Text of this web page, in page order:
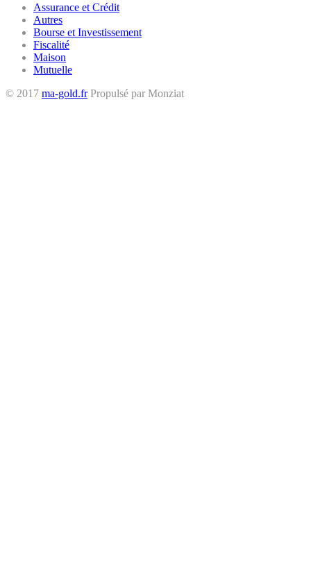
Assurance et Crédit
Autres
Bourse et Investissement
Fiscalité
Maison
Mutuelle
© 2017 ma-gold.frPropulsé par Monziat